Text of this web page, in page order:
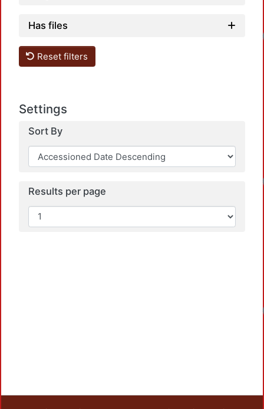
Has files
Reset filters
Settings
Sort By
Results per page